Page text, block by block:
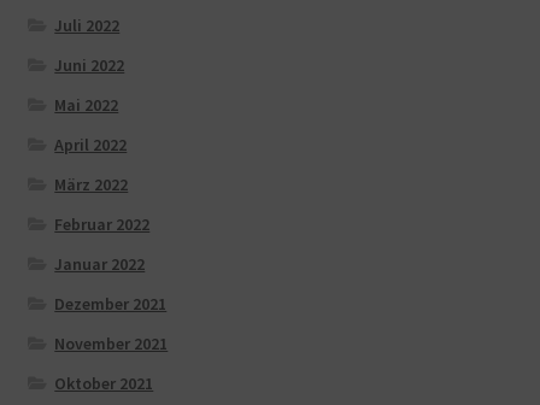
Juli 2022
Juni 2022
Mai 2022
April 2022
März 2022
Februar 2022
Januar 2022
Dezember 2021
November 2021
Oktober 2021